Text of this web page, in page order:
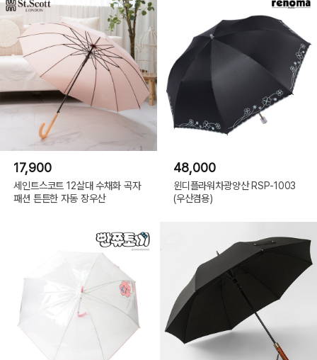
17,900
세인트스코트 12살대 수채화 곡자
패션 튼튼한 자동 장우산
48,000
윈디플라워차광양산 RSP-1003
(우산겸용)